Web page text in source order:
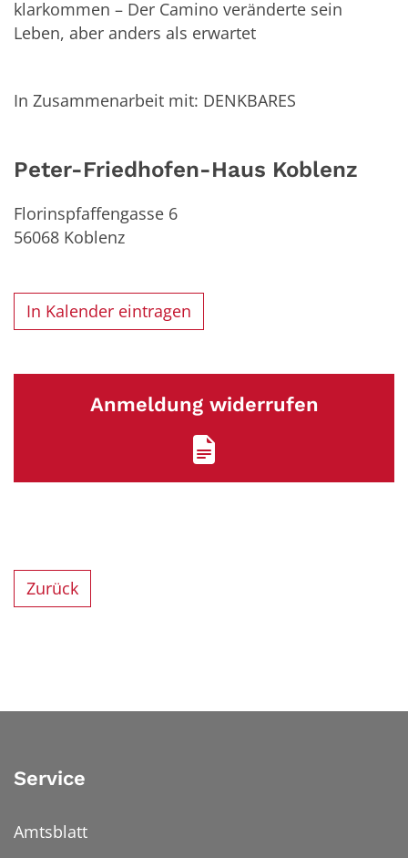
klarkommen – Der Camino veränderte sein
Leben, aber anders als erwartet
In Zusammenarbeit mit: DENKBARES
Peter-Friedhofen-Haus Koblenz
Florinspfaffengasse 6
56068 Koblenz
In Kalender eintragen
Anmeldung widerrufen
Zurück
Service
Amtsblatt